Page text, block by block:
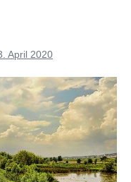
April 2020